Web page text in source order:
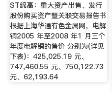
ST绵高：重大资产出售、发行
股份购买资产暨关联交易报告书
根据上海华通有色金属网，电解
铜2005 年至2008 年1 月三个
年度电解铜的售价 分别为(详见
下表)：425,025.19 元、
747,460.55 元、750,122.73
元、62,193.64